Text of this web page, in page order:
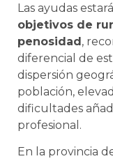
Las ayudas
objetivos de
penosidad,
diferencial de
dispersión
población,
dificultades
profesional.
En la provincia